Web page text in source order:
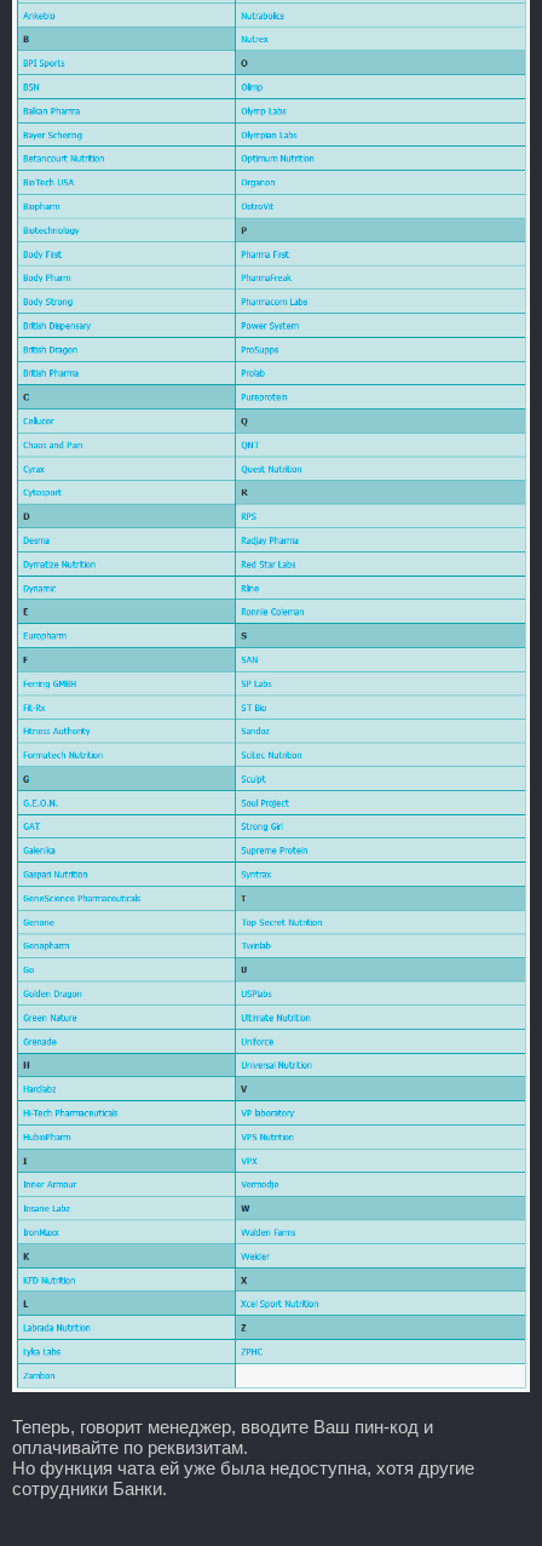
Теперь, говорит менеджер, вводите Ваш пин-код и
оплачивайте по реквизитам.
Но функция чата ей уже была недоступна, хотя другие
сотрудники Банки.